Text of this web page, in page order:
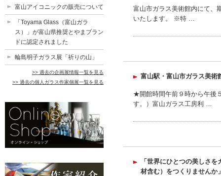
富山市ガラス美術館内にて、
いたします。 ※特 …
富山駅・富山市ガラス美術
★開館時間午前９時から午後
す。）富山ガラス工房利 …
「世界にひとつの美しさ
材含む）をつくりませんか
富山アイコニックの販売について
「Toyama Glass（富山ガラ
ス）」が富山県推奨とやまブラン
ドに認定されました
輪島明子ガラス展「祈りの山」
>> 過去の企画展情報一覧を見る
>> 過去の個人ガラス作家個展一覧を見る